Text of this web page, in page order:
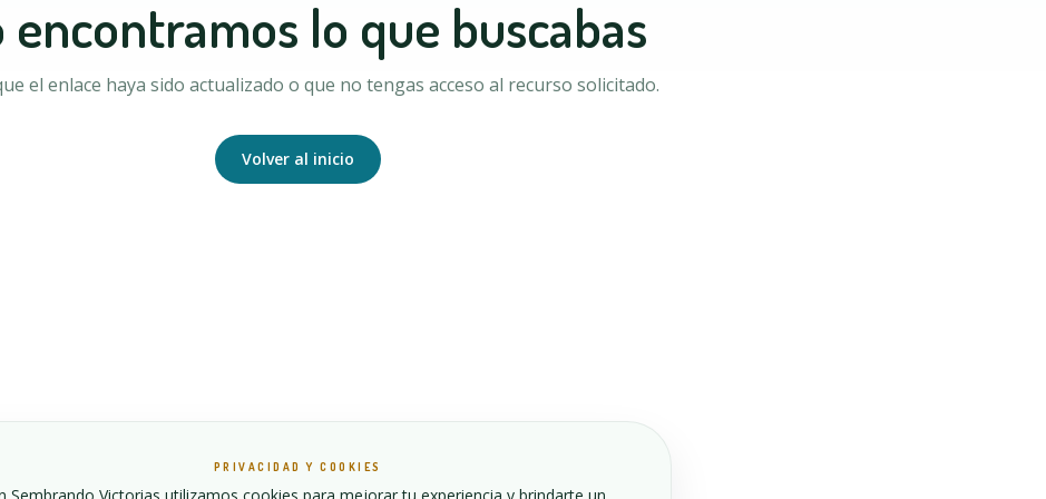
encontramos lo que buscabas
el enlace haya sido actualizado o que no tengas acceso al recurso solicitado.
Volver al inicio
PRIVACIDAD Y COOKIES